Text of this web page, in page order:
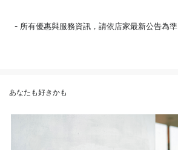
- 所有優惠與服務資訊，請依店家最新公告為準
あなたも好きかも